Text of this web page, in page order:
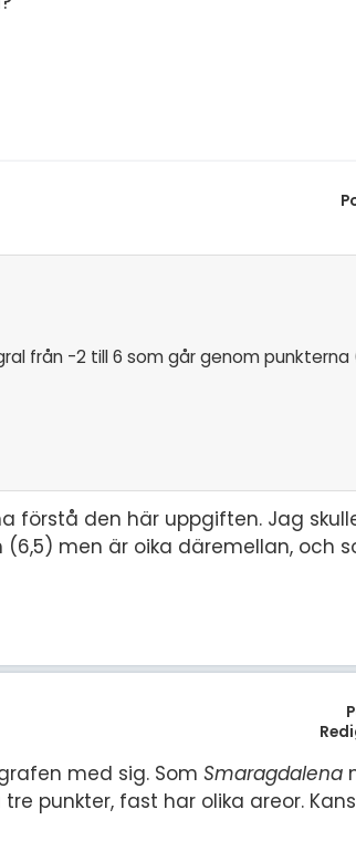
från -2 till 6 som går genom punkterna
förstå den här uppgiften. Jag
men är oika däremellan, och
med sig. Som Smaragdalena
punkter, fast har olika areor.